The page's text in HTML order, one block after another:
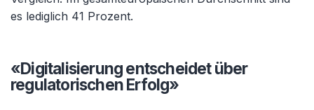
es lediglich 41 Prozent.
«Digitalisierung entscheidet über
regulatorischen Erfolg»